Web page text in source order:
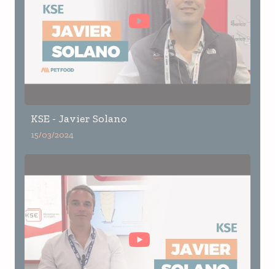
KSE - Javier Solano
15/03/2024